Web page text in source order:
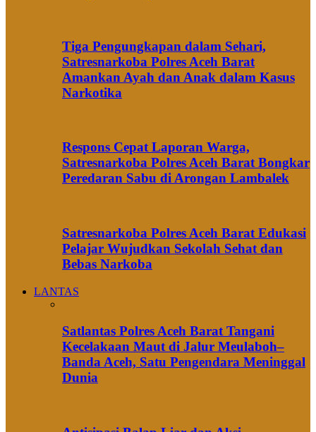
Tiga Pengungkapan dalam Sehari,
Satresnarkoba Polres Aceh Barat
Amankan Ayah dan Anak dalam Kasus
Narkotika
Respons Cepat Laporan Warga,
Satresnarkoba Polres Aceh Barat Bongkar
Peredaran Sabu di Arongan Lambalek
Satresnarkoba Polres Aceh Barat Edukasi
Pelajar Wujudkan Sekolah Sehat dan
Bebas Narkoba
LANTAS
Satlantas Polres Aceh Barat Tangani
Kecelakaan Maut di Jalur Meulaboh–
Banda Aceh, Satu Pengendara Meninggal
Dunia